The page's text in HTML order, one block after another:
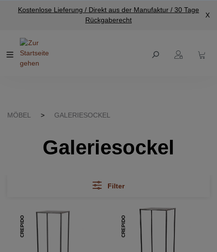
springen
Kostenlose Lieferung / Direkt aus der Manufaktur / 30 Tage
Rückgaberecht
X
MÖBEL > GALERIESOCKEL
Galeriesockel
Filter
CREPIDO CREPIDO